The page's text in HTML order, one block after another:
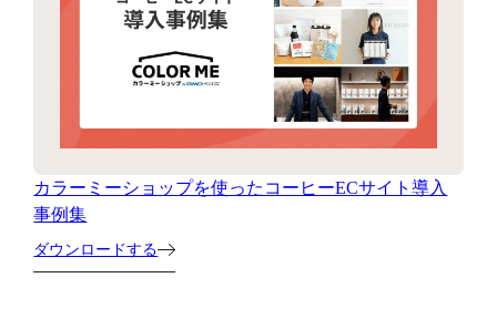
カラーミーショップを使ったコーヒーECサイト導入
事例集
ダウンロードする